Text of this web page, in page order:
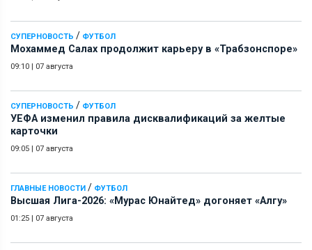
СУПЕРНОВОСТЬ / ФУТБОЛ
Мохаммед Салах продолжит карьеру в «Трабзонспоре»
09:10 | 07 августа
СУПЕРНОВОСТЬ / ФУТБОЛ
УЕФА изменил правила дисквалификаций за желтые
карточки
09:05 | 07 августа
ГЛАВНЫЕ НОВОСТИ / ФУТБОЛ
Высшая Лига-2026: «Мурас Юнайтед» догоняет «Алгу»
01:25 | 07 августа